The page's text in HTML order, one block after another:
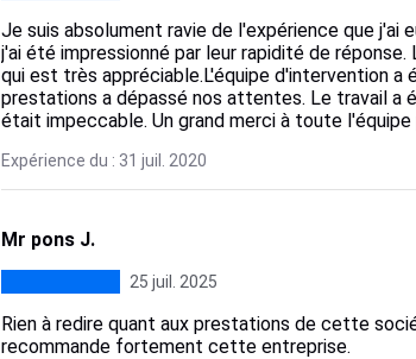
​Je suis absolument ravie de l'expérience que j'ai
j'ai été impressionné par leur rapidité de
qui est très appréciable. ​L'équipe d'intervention
prestations a dépassé nos attentes. Le travail
était impeccable. Un grand merci à toute
Expérience du : 31 juil. 2020
Mr pons J.
25 juil. 2025
Rien à redire quant aux prestations de cette
recommande fortement cette entreprise.